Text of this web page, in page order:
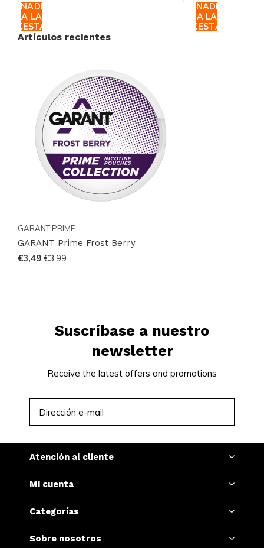
Fuerza: FUERTE 10-15 MG
Sabor: FRUTA ROJA
GARANT Prime Frost Berry es una elección para
quienes valoran un efecto marcado y una experiencia
fresca y afrutada en un formato delgado. Disponible
en Snussie.com dentro de nuestra selección de
bolsas de nicotina GARANT, es una alternativa
práctica para llevar contigo.
Descubre el catálogo completo de bolsas de nicotina
enBrands y sigue las novedades en
Ordena online de forma rápida y recibe tus productos
AÑADIR
A LA
CESTA
AÑADIR
A LA
CESTA
Artículos recientes
GARANT PRIME
GARANT Prime Frost Berry
€3,49 €3,99
Suscríbase a nuestro
newsletter
Receive the latest offers and promotions
Atención al cliente
Mi cuenta
Categorías
Sobre nosotros